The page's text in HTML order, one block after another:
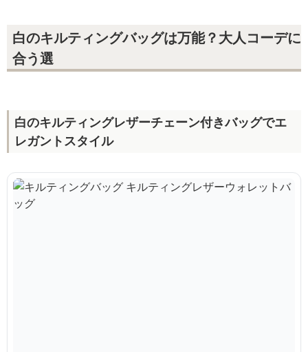
白のキルティングバッグは万能？大人コーデに
合う選
白のキルティングレザーチェーン付きバッグでエ
レガントスタイル